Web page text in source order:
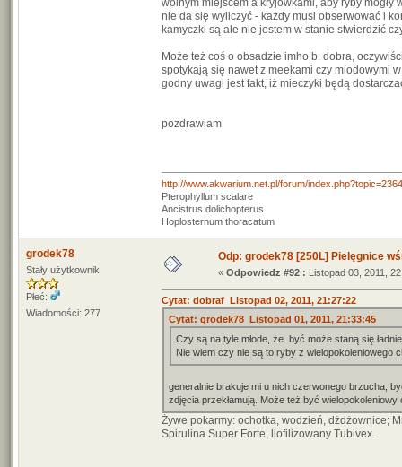
wolnym miejscem a kryjówkami, aby ryby mogły
nie da się wyliczyć - każdy musi obserwować i
kamyczki są ale nie jestem w stanie stwierdzić
Może też coś o obsadzie imho b. dobra,
spotykają się nawet z meekami czy miodowymi
godny uwagi jest fakt, iż mieczyki będą
pozdrawiam
http://www.akwarium.net.pl/forum/
Pterophyllum scalare
Ancistrus dolichopterus
Hoplosternum thoracatum
grodek78
Stały użytkownik
Płeć:
Wiadomości: 277
Odp: grodek78 [250L] Pielęgnice
« Odpowiedz #92 : Listopad 03, 2011,
Cytat: dobraf Listopad 02, 2011, 21:27:22
Cytat: grodek78 Listopad 01, 2011, 21:33:45
Czy są na tyle młode, że być może staną się
Nie wiem czy nie są to ryby z wielopokoleniowego
generalnie brakuje mi u nich czerwonego brzucha,
zdjęcia przekłamują. Może też być
Żywe pokarmy: ochotka, wodzień, dżdżownice;
Spirulina Super Forte, liofilizowany Tubivex.